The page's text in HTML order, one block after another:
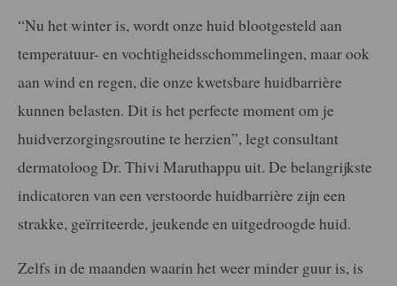
“Nu het winter is, wordt onze huid blootgesteld aan
temperatuur- en vochtigheidsschommelingen, maar ook
aan wind en regen, die onze kwetsbare huidbarrière
kunnen belasten. Dit is het perfecte moment om je
huidverzorgingsroutine te herzien”, legt consultant
dermatoloog Dr. Thivi Maruthappu uit. De belangrijkste
indicatoren van een verstoorde huidbarrière zijn een
strakke, geïrriteerde, jeukende en uitgedroogde huid.
Zelfs in de maanden waarin het weer minder guur is, is